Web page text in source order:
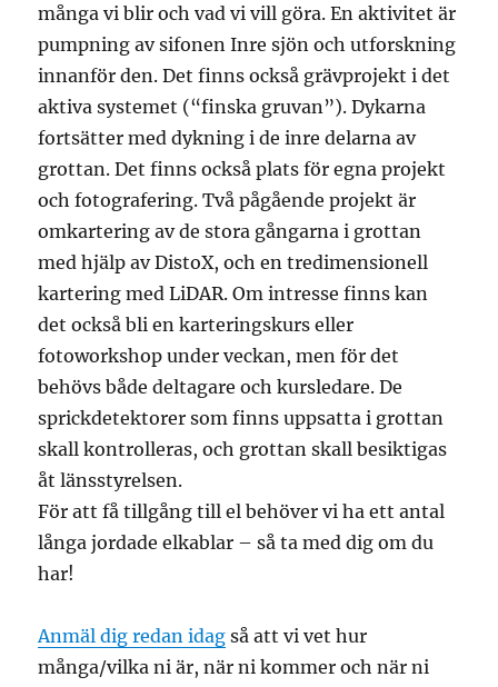
många vi blir och vad vi vill göra. En aktivitet är
pumpning av sifonen Inre sjön och utforskning
innanför den. Det finns också grävprojekt i det
aktiva systemet (“finska gruvan”). Dykarna
fortsätter med dykning i de inre delarna av
grottan. Det finns också plats för egna projekt
och fotografering. Två pågående projekt är
omkartering av de stora gångarna i grottan
med hjälp av DistoX, och en tredimensionell
kartering med LiDAR. Om intresse finns kan
det också bli en karteringskurs eller
fotoworkshop under veckan, men för det
behövs både deltagare och kursledare. De
sprickdetektorer som finns uppsatta i grottan
skall kontrolleras, och grottan skall besiktigas
åt länsstyrelsen.
För att få tillgång till el behöver vi ha ett antal
långa jordade elkablar – så ta med dig om du
har!
Anmäl dig redan idag så att vi vet hur
många/vilka ni är, när ni kommer och när ni